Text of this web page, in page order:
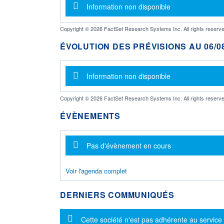
Message d'information
Information non disponible
Copyright © 2026 FactSet Research Systems Inc. All rights
ÉVOLUTION DES PRÉVISIONS AU 06/
Message d'information
Information non disponible
Copyright © 2026 FactSet Research Systems Inc. All rights
ÉVÈNEMENTS
Message d'information
Pas d'évènement en cours
Voir l'agenda complet
DERNIERS COMMUNIQUÉS
Message d'information
Cette société n'est pas adhérente au service